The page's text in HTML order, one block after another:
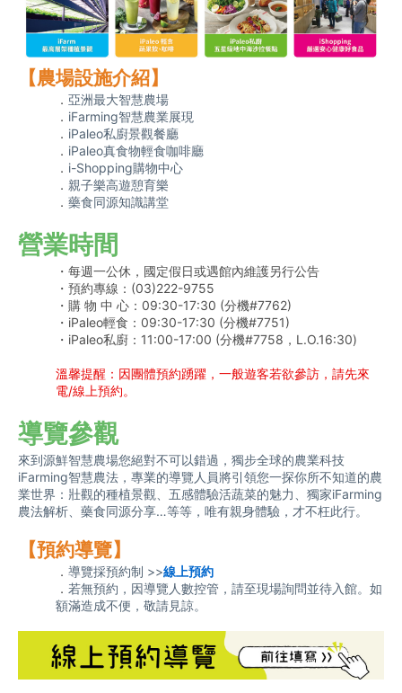
【農場設施介紹】
． 亞洲最大智慧農場
． iFarming智慧農業展現
． iPaleo私廚景觀餐廳
． iPaleo真食物輕食咖啡廳
． i-Shopping購物中心
． 親子樂高遊憩育樂
． 藥食同源知識講堂
營業時間
・每週一公休，國定假日或遇館內維護另行公告
・預約專線：(03)222-9755
・購 物 中 心：09:30-17:30 (分機#7762)
・iPaleo輕食：09:30-17:30 (分機#7751)
・iPaleo私廚：11:00-17:00 (分機#7758，L.O.16:30)
溫馨提醒：因團體預約踴躍，一般遊客若欲參訪，請先來
電/線上預約。
導覽參觀
來到源鮮智慧農場您絕對不可以錯過，獨步全球的農業科技
iFarming智慧農法，專業的導覽人員將引領您一探你所不知道的農
業世界：壯觀的種植景觀、五感體驗活蔬菜的魅力、獨家iFarming
農法解析、藥食同源分享…等等，唯有親身體驗，才不枉此行。
【預約導覽】
． 導覽採預約制 >>線上預約
． 若無預約，因導覽人數控管，請至現場詢問並待入館。如
額滿造成不便，敬請見諒。